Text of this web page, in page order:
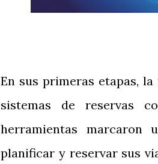
En sus primeras etapas,
sistemas de reservas
herramientas
planificar y reservar sus